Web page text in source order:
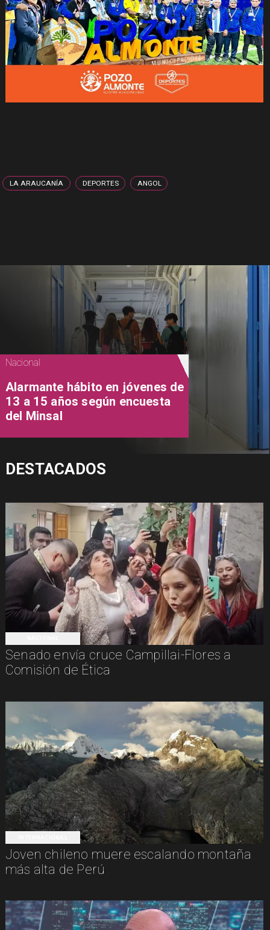
LA ARAUCANÍA DEPORTES ANGOL
Senado envía cruce Campillai-Flores a
Comisión de Ética
Joven chileno muere escalando montaña
más alta de Perú
Nacional
Alarmante hábito en jóvenes de
13 a 15 años según encuesta
del Minsal
DESTACADOS